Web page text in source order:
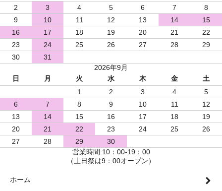
2
3 4 5 6 7
8
9
10 11 12 13 14
15
16
17 18 19 20 21
22
23
24 25 26 27 28
29
30
31
2026年9月
日
月 火 水 木 金
土
1
2 3 4
5
6
7 8 9 10 11
12
13
14 15 16 17 18
19
20
21 22 23 24 25
26
27
28 29
30
営業時間:10：00-19：00
（土日祭は9：00オープン）
ホーム